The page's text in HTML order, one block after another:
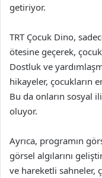
getiriyor.
TRT Çocuk Dino,
ötesine geçerek,
Dostluk ve
hikayeler, çocukların
Bu da onların sosyal
oluyor.
Ayrıca, programın
görsel algılarını
ve hareketli sahneler,